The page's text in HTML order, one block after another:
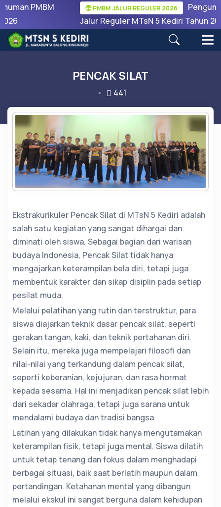
PMBM
PMBM JALUR REGULER 2026
Jalur Reguler MTsN 5 Kediri Tahun
PENCAK SILAT
441
Ekstrakurikuler Pencak Silat di MTsN 5 Kediri adalah
salah satu kegiatan yang sangat dihargai dan
diminati oleh siswa. Sebagai bagian dari warisan
budaya Indonesia, Pencak Silat tidak hanya
mengajarkan keterampilan bela diri, tetapi juga
membentuk karakter dan sikap disiplin pada setiap
pesilat muda.
Melalui pelatihan yang rutin dan terstruktur, para
siswa diajarkan teknik dasar pencak silat, seperti
gerakan tangan, kaki, dan teknik pertahanan diri.
Selain itu, mereka juga mempelajari filosofi dan
nilai-nilai yang terkandung dalam pencak silat,
seperti keberanian, kejujuran, dan rasa hormat
kepada sesama. Hal ini menjadikan pencak silat lebih
dari sekadar olahraga, tetapi juga sarana untuk
mendalami budaya dan tradisi bangsa.
Latihan yang dilakukan tidak hanya mengutamakan
keterampilan fisik, tetapi juga mental. Siswa dilatih
untuk tetap tenang dan fokus dalam menghadapi
berbagai situasi, baik saat berlatih maupun dalam
pertandingan. Ketahanan mental yang dibangun
melalui ekskul ini sangat berguna dalam kehidupan